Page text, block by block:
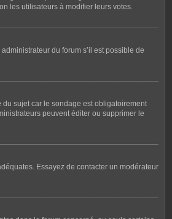
les utilisateurs à modifier leurs votes.
du forum s’il est possible de
sujet car le sondage est obligatoirement
peuvent éditer ou supprimer le
Essayez de contacter un modérateur